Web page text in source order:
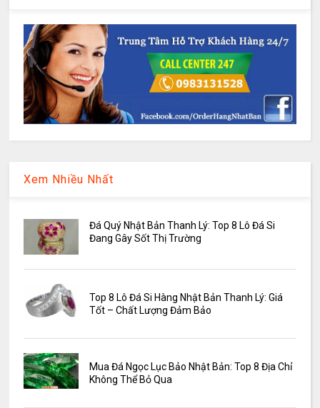
Xem Nhiều Nhất
Đá Quý Nhật Bản Thanh Lý: Top 8 Lô Đá Si
Đang Gây Sốt Thị Trường
Top 8 Lô Đá Si Hàng Nhật Bản Thanh Lý: Giá
Tốt – Chất Lượng Đảm Bảo
Mua Đá Ngọc Lục Bảo Nhật Bản: Top 8 Địa Chỉ
Không Thể Bỏ Qua